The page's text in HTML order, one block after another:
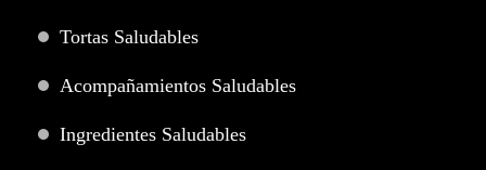
Tortas Saludables
Acompañamientos Saludables
Ingredientes Saludables